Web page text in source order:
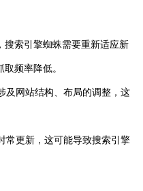
搜索引擎蜘蛛需要重新适应新
频率降低。
网站结构、布局的调整，这
更新，这可能导致搜索引擎